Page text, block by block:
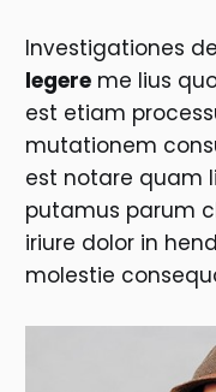
Investigationes
legereme lius
est etiam
mutationem
est notare quam
putamus parum
iriure dolor in
molestie